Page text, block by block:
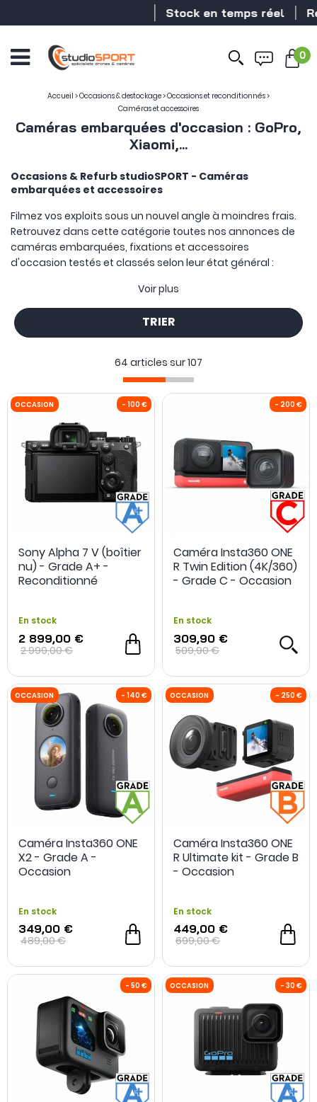
Stock en temps réel Revendeur
0
Accueil >Occasions & destockage>Occasions et reconditionnés>
Caméras et accessoires
Caméras embarquées d'occasion : GoPro,
Xiaomi,...
Occasions & Refurb studioSPORT - Caméras
embarquées et accessoires
Filmez vos exploits sous un nouvel angle à moindres frais.
Retrouvez dans cette catégorie toutes nos annonces de
caméras embarquées, fixations et accessoires
d'occasion testés et classés selon leur état général :
: article reconditionné à neuf.
article en très bon état ayant très peu été utilisé.
d'une fois, pouvant comporter quelques traces
:article fonctionnel mais incomplet ou abimé.
Notez que tous les produits d'occasion sont garantis en
fonction de leur conditionnement, entre 3 et 24 mois.
Voir plus
TRIER
64 articles sur107
OCCASION
Sony Alpha 7 V (boîtier
nu) - Grade A+ -
Reconditionné
En stock
2 899,00 €
2 999,00 €
Caméra Insta360 ONE
R Twin Edition (4K/360)
- Grade C - Occasion
En stock
309,90 €
509,90 €
OCCASION - 140 €
Caméra Insta360 ONE
X2 - Grade A -
Occasion
En stock
349,00 €
489,00 €
OCCASION
Caméra Insta360 ONE
R Ultimate kit - Grade B
- Occasion
En stock
449,00 €
699,00 €